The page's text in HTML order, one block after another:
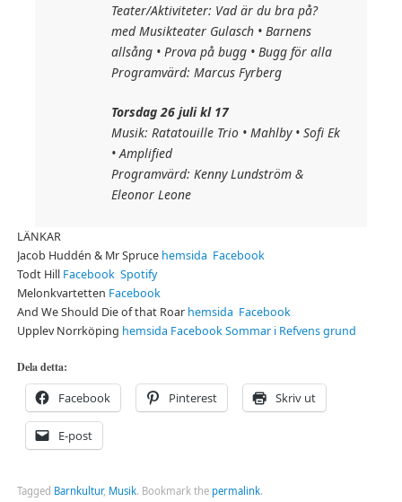
Teater/Aktiviteter: Vad är du bra på?
med Musikteater Gulasch • Barnens
allsång • Prova på bugg • Bugg för alla
Programvärd: Marcus Fyrberg
Torsdag 26 juli kl 17
Musik: Ratatouille Trio • Mahlby • Sofi Ek
• Amplified
Programvärd: Kenny Lundström &
Eleonor Leone
LÄNKAR
Jacob Huddén & Mr Spruce hemsida Facebook
Todt Hill Facebook Spotify
Melonkvartetten Facebook
And We Should Die of that Roar hemsida Facebook
Upplev Norrköping hemsida FacebookSommar i Refvens grund
Dela detta:
Facebook Pinterest Skriv ut
E-post
Tagged Barnkultur, Musik. Bookmark the permalink.